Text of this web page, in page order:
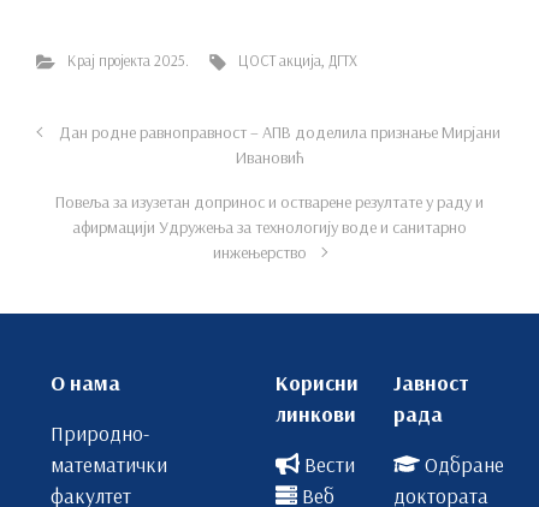
Крај пројекта 2025. ЦОСТ акција ДГТХ
Дан родне равноправност – АПВ доделила признање Мирјани
Ивановић
Повеља за изузетан допринос и остварене резултате у раду и
афирмацији Удружења за технологију воде и санитарно
инжењерство
О нама
Природно-
математички
факултет
Корисни
линкови
Вести
Веб
Јавност
рада
Одбране
доктората